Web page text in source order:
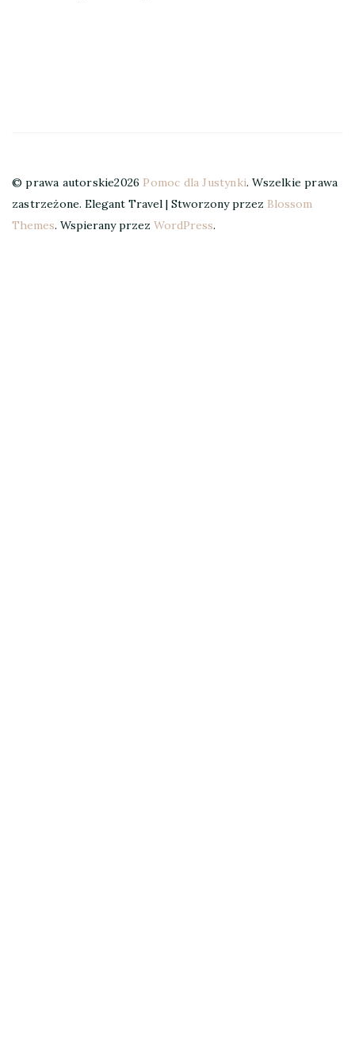
© prawa autorskie2026 Pomoc dla Justynki. Wszelkie prawa
zastrzeżone. Elegant Travel | Stworzony przez Blossom
Themes. Wspierany przez WordPress.